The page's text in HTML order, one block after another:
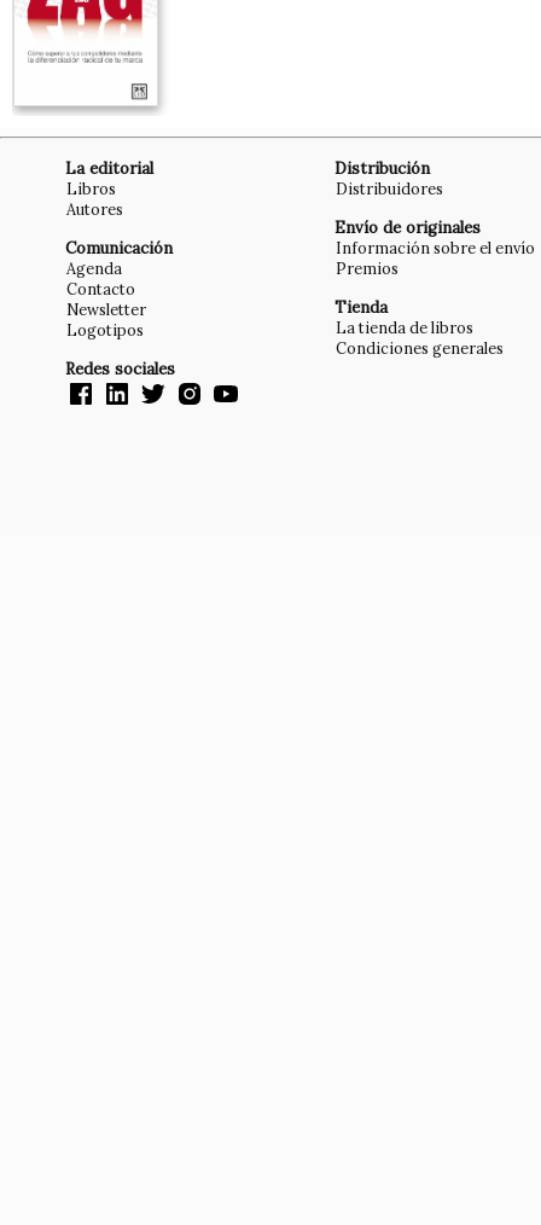
La editorial
Libros
Autores
Comunicación
Agenda
Contacto
Newsletter
Logotipos
Redes sociales
Distribución
Distribuidores
Envío de originales
Información sobre el envío
Premios
Tienda
La tienda de libros
Condiciones generales